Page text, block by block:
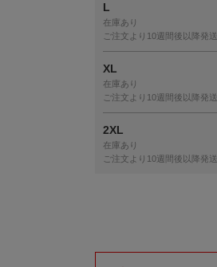
L
在庫あり
ご注文より10週間後以降発送
XL
在庫あり
ご注文より10週間後以降発送
2XL
在庫あり
ご注文より10週間後以降発送